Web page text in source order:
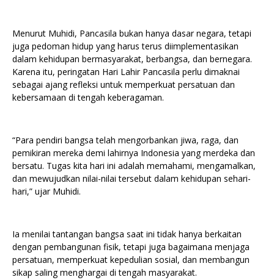
Menurut Muhidi, Pancasila bukan hanya dasar negara, tetapi
juga pedoman hidup yang harus terus diimplementasikan
dalam kehidupan bermasyarakat, berbangsa, dan bernegara.
Karena itu, peringatan Hari Lahir Pancasila perlu dimaknai
sebagai ajang refleksi untuk memperkuat persatuan dan
kebersamaan di tengah keberagaman.
“Para pendiri bangsa telah mengorbankan jiwa, raga, dan
pemikiran mereka demi lahirnya Indonesia yang merdeka dan
bersatu. Tugas kita hari ini adalah memahami, mengamalkan,
dan mewujudkan nilai-nilai tersebut dalam kehidupan sehari-
hari,” ujar Muhidi.
Ia menilai tantangan bangsa saat ini tidak hanya berkaitan
dengan pembangunan fisik, tetapi juga bagaimana menjaga
persatuan, memperkuat kepedulian sosial, dan membangun
sikap saling menghargai di tengah masyarakat.